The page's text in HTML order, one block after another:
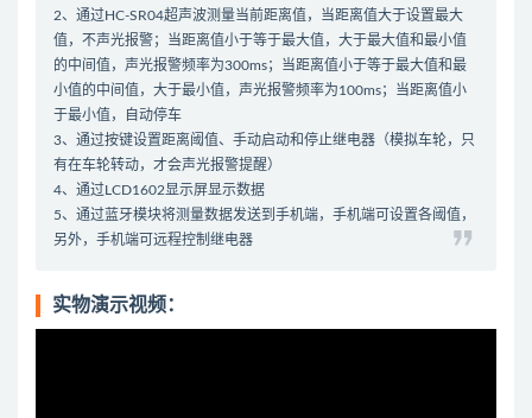
2、通过HC-SR04超声波测量当前距离值，当距离值大于设置最大
值，不声光报警；当距离值小于等于最大值，大于最大值和最小值
的中间值，声光报警频率为300ms；当距离值小于等于最大值和最
小值的中间值，大于最小值，声光报警频率为100ms；当距离值小
于最小值，自动停车
3、通过按键设置距离阈值、手动启动和停止继电器（模拟车轮，只
有在车轮转动，才会声光报警提醒）
4、通过LCD1602显示屏显示数据
5、通过蓝牙模块将测量数据发送到手机端，手机端可设置各阈值，
另外，手机端可远程控制继电器
实物演示视频：